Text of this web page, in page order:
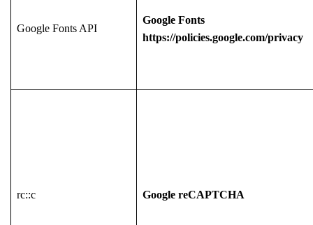
Google Fonts API
Google Fonts
https://policies.google.com/privacy
rc::c Google reCAPTCHA